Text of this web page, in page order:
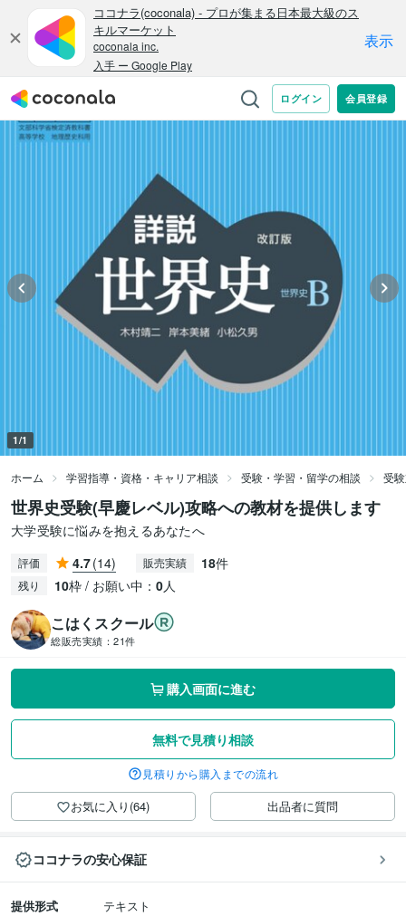
1/1
ホーム 学習指導・資格・キャリア相談 受験・学習・留学の相談 受
世界史受験(早慶レベル)攻略への教材を提供します
大学受験に悩みを抱えるあなたへ
評価 4.7(14) 販売実績 18件
残り 10枠 / お願い中： 0人
こはくスクール
総販売実績： 21件
購入画面に進む
無料で見積り相談
見積りから購入までの流れ
お気に入り(64) 出品者に質問
ココナラの安心保証
提供形式
テキスト